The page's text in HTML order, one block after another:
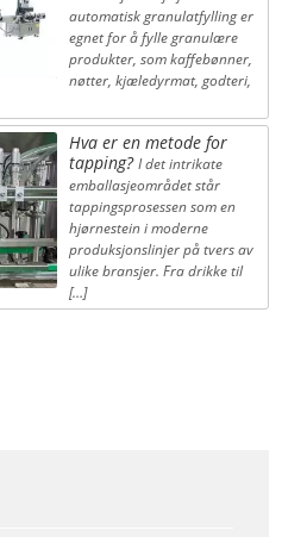
automatisk granulatfylling er
egnet for å fylle granulære
produkter, som kaffebønner,
nøtter, kjæledyrmat, godteri,
Hva er en metode for
tapping? I det intrikate
emballasjeområdet står
tappingsprosessen som en
hjørnestein i moderne
produksjonslinjer på tvers av
ulike bransjer. Fra drikke til
[…]